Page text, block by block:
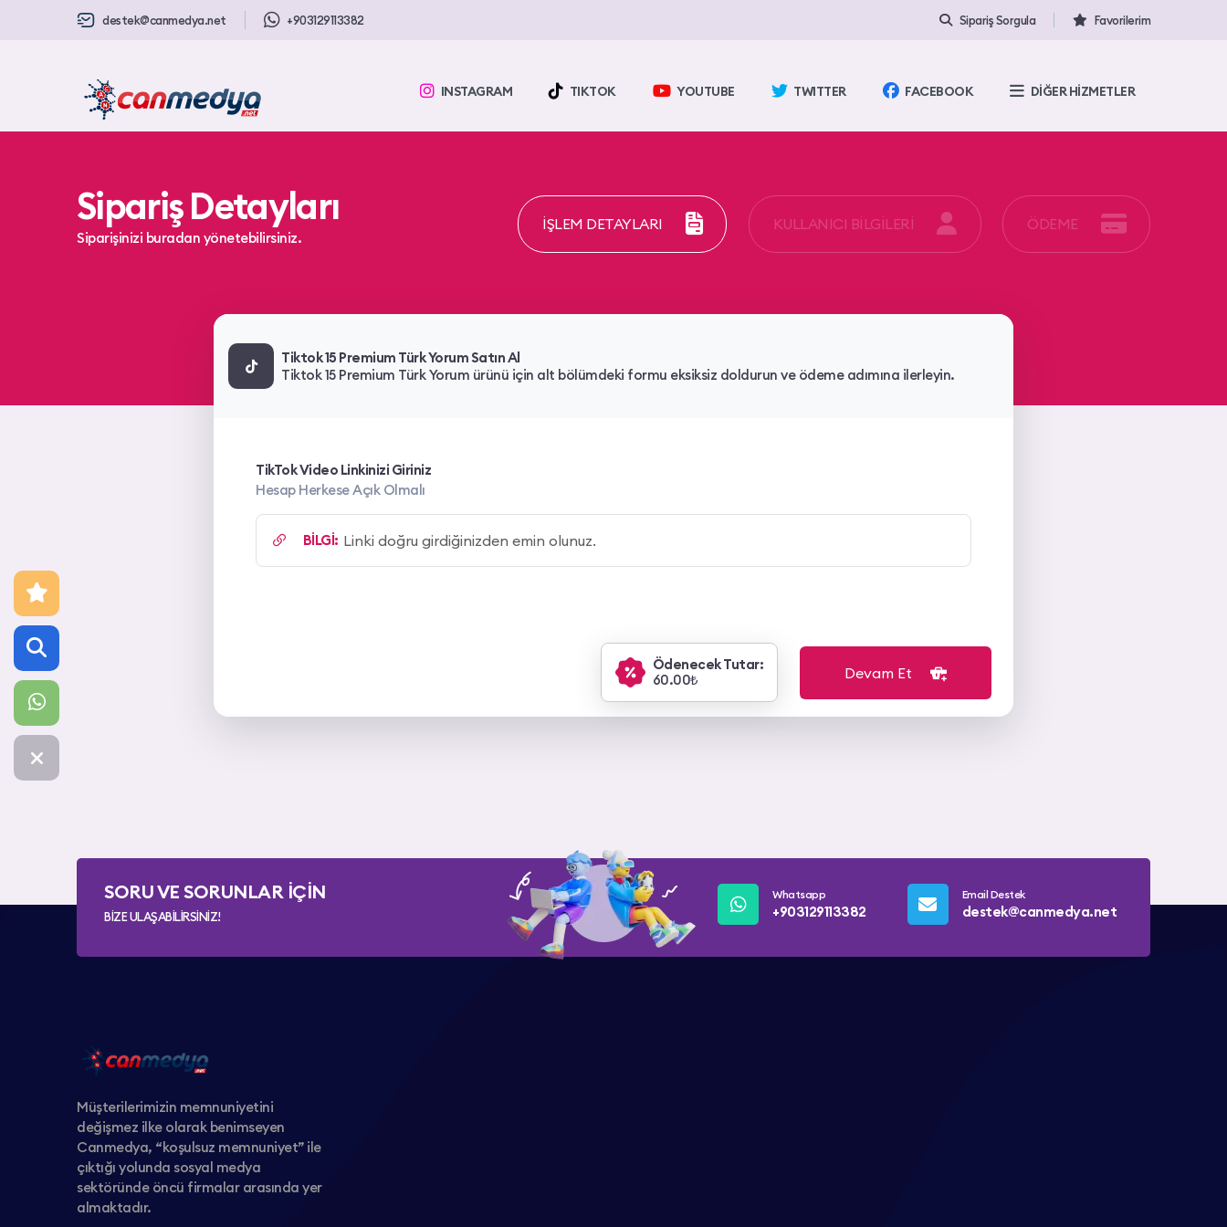
destek@canmedya.net +903129113382 Sipariş Sorgula Favorilerim
INSTAGRAM TIKTOK YOUTUBE TWITTER FACEBOOK DİĞER HİZMETLER
Sipariş Detayları
Siparişinizi buradan yönetebilirsiniz.
İŞLEM DETAYLARI KULLANICI BİLGİLERİ ÖDEME
Tiktok 15 Premium Türk Yorum Satın Al
Tiktok 15 Premium Türk Yorum ürünü için alt bölümdeki formu eksiksiz doldurun ve ödeme adımına ilerleyin.
TikTok Video Linkinizi Giriniz
Hesap Herkese Açık Olmalı
BİLGİ:
Ödenecek Tutar:
60.00₺
Devam Et
SORU VE SORUNLAR İÇİN
BİZE ULAŞABİLİRSİNİZ!
Whatsapp
+903129113382
Email Destek
destek@canmedya.net
Müşterilerimizin memnuniyetini
değişmez ilke olarak benimseyen
Canmedya, “koşulsuz memnuniyet” ile
çıktığı yolunda sosyal medya
sektöründe öncü firmalar arasında yer
almaktadır.